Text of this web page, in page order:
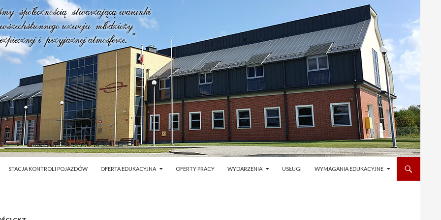
STACJA KONTROLI POJAZDÓW OFERTA EDUKACYJNA OFERTY PRACY WYDARZENIA USŁUGI WYMAGANIA EDUKACYJNE